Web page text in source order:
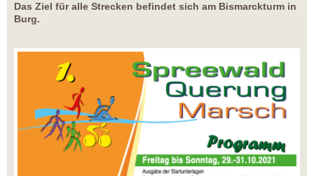
Das Ziel für alle Strecken befindet sich am Bismarckturm in
Burg.